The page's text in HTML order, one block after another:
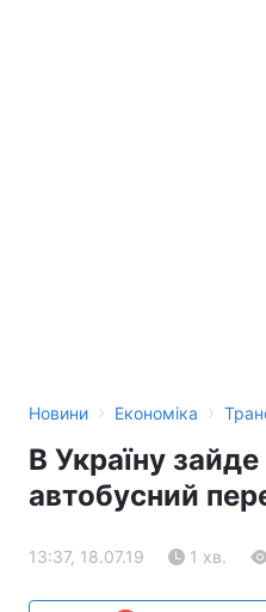
Новини › Економіка ›
В Україну
автобусний
13:37, 18.07.19 1 хв.